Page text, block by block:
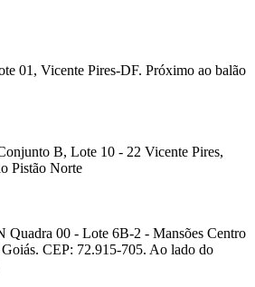
01, Vicente Pires-DF. Próximo ao balão
B, Lote 10 - 22 Vicente Pires,
Pistão Norte
Quadra 00 - Lote 6B-2 - Mansões Centro
CEP: 72.915-705. Ao lado do